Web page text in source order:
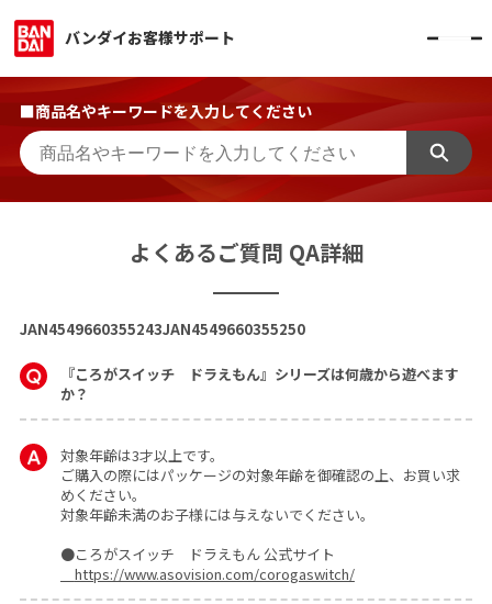
バンダイお客様サポート
■商品名やキーワードを入力してください
よくあるご質問 QA詳細
JAN4549660355243JAN4549660355250
『ころがスイッチ ドラえもん』シリーズは何歳から遊べます
か？
対象年齢は3才以上です。
ご購入の際にはパッケージの対象年齢を御確認の上、お買い求
めください。
対象年齢未満のお子様には与えないでください。
●ころがスイッチ ドラえもん 公式サイト
https://www.asovision.com/corogaswitch/